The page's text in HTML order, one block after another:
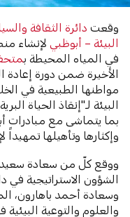
وقعتدائرة الثقافة
البيئة – أبوظبي لإنشاء
في المياه المحيطة ب متحف
الأخيرة ضمن دورة إعادة
مواطنها الطبيعية في
البيئة لـ"إنقاذ الحياة
بما يتماشى مع مبادرات
وإكثارها وتأهيلها تمهيداً
ووقع كلّ من سعادة سعيد
الشؤون الاستراتيجية في
وسعادة أحمد باهارون،
والعلوم والتوعية البيئية